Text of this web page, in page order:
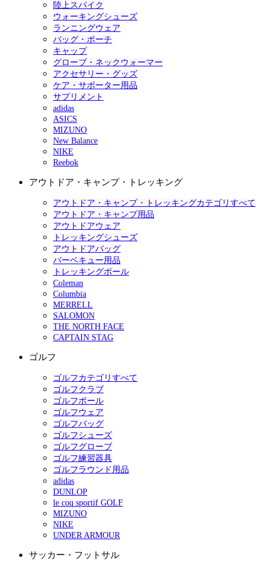
陸上スパイク
ウォーキングシューズ
ランニングウェア
バッグ・ポーチ
キャップ
グローブ・ネックウォーマー
アクセサリー・グッズ
ケア・サポーター用品
サプリメント
adidas
ASICS
MIZUNO
New Balance
NIKE
Reebok
アウトドア・キャンプ・トレッキング
アウトドア・キャンプ・トレッキングカテゴリすべて
アウトドア・キャンプ用品
アウトドアウェア
トレッキングシューズ
アウトドアバッグ
バーベキュー用品
トレッキングポール
Coleman
Columbia
MERRELL
SALOMON
THE NORTH FACE
CAPTAIN STAG
ゴルフ
ゴルフカテゴリすべて
ゴルフクラブ
ゴルフボール
ゴルフウェア
ゴルフバッグ
ゴルフシューズ
ゴルフグローブ
ゴルフ練習器具
ゴルフラウンド用品
adidas
DUNLOP
le coq sportif GOLF
MIZUNO
NIKE
UNDER ARMOUR
サッカー・フットサル